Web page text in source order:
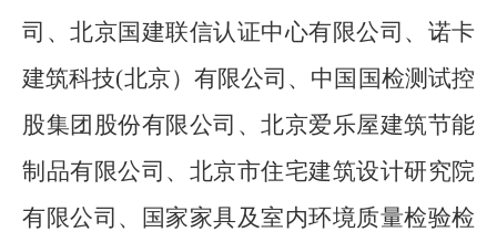
司、北京国建联信认证中心有限公司、诺卡
建筑科技(北京）有限公司、中国国检测试控
股集团股份有限公司、北京爱乐屋建筑节能
制品有限公司、北京市住宅建筑设计研究院
有限公司、国家家具及室内环境质量检验检